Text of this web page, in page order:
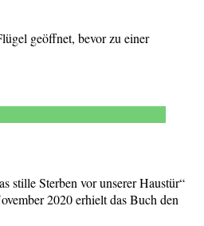
geöffnet, bevor zu einer
stille Sterben vor unserer Haustür“
2020 erhielt das Buch den